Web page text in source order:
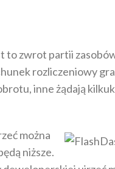
to zwrot partii
rozliczeniowy
inne żądają
można
niższe.